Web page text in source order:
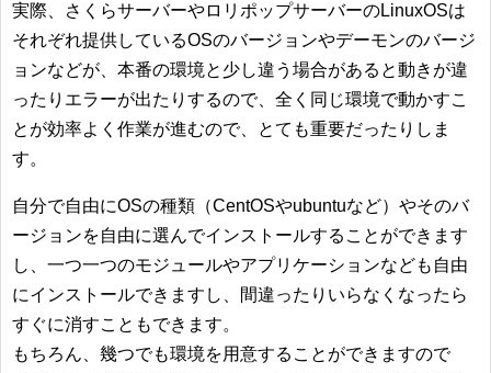
実際、さくらサーバーやロリポップサーバーのLinuxOSは
それぞれ提供しているOSのバージョンやデーモンのバージ
ョンなどが、本番の環境と少し違う場合があると動きが違
ったりエラーが出たりするので、全く同じ環境で動かすこ
とが効率よく作業が進むので、とても重要だったりしま
す。
自分で自由にOSの種類（CentOSやubuntuなど）やそのバ
ージョンを自由に選んでインストールすることができます
し、一つ一つのモジュールやアプリケーションなども自由
にインストールできますし、間違ったりいらなくなったら
すぐに消すこともできます。
もちろん、幾つでも環境を用意することができますので